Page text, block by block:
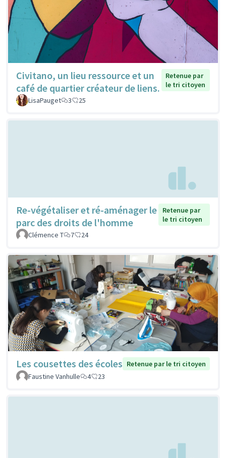
Civitano, un lieu ressource et un
café de quartier créateur de liens.
Retenue par
le tri citoyen
LisaPauget
3 25
Re-végétaliser et ré-aménager le
parc des droits de l'homme
Retenue par
le tri citoyen
Clémence T
7 24
Les cousettes des écoles Retenue par le tri citoyen
Faustine Vanhulle
4 23